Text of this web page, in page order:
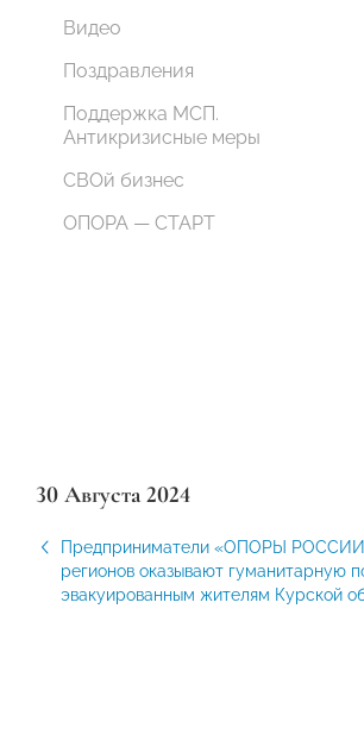
Видео
Поздравления
Поддержка МСП.
Антикризисные меры
СВОй бизнес
ОПОРА — СТАРТ
30 Августа 2024
Предприниматели «ОПОРЫ
регионов оказывают гуманитарную
эвакуированным жителям Курской